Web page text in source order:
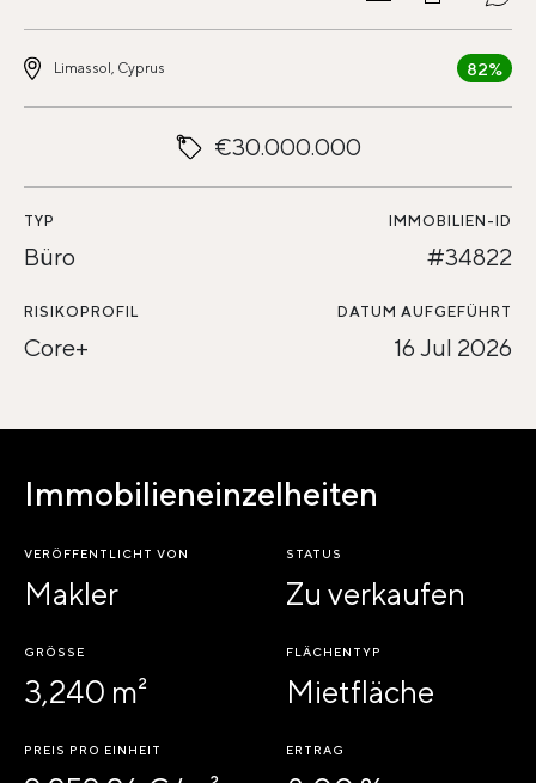
Limassol, Cyprus 82%
€30.000.000
TYP
Büro
IMMOBILIEN-ID
#34822
RISIKOPROFIL
Core+
DATUM AUFGEFÜHRT
16 Jul 2026
Immobilieneinzelheiten
VERÖFFENTLICHT VON
Makler
STATUS
Zu verkaufen
GRÖSSE
3,240 m²
FLÄCHENTYP
Mietfläche
PREIS PRO EINHEIT ERTRAG